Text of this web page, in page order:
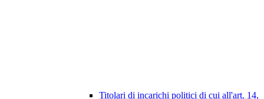
Titolari di incarichi politici di cui all'art. 14,